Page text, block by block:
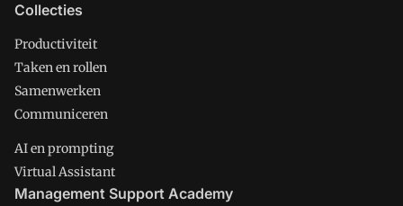
Collecties
Productiviteit
Taken en rollen
Samenwerken
Communiceren
AI en prompting
Virtual Assistant
Management Support Academy